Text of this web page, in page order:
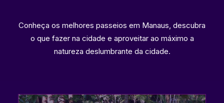
Conheça os melhores passeios em Manaus, descubra
o que fazer na cidade e aproveitar ao máximo a
natureza deslumbrante da cidade.